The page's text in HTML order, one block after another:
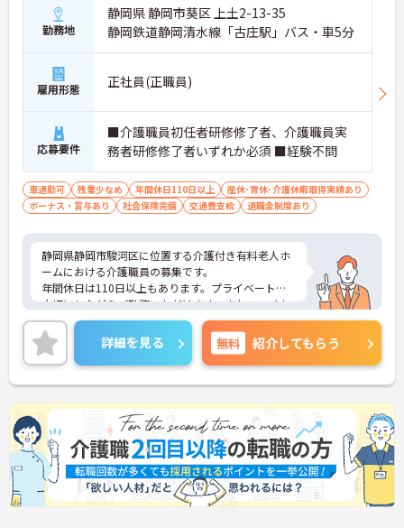
勤務地
静岡県 静岡市葵区 上土2-13-35
静岡鉄道静岡清水線「古庄駅」バス・車5分
雇用形態 正社員(正職員)
応募要件
■介護職員初任者研修修了者、介護職員実
務者研修修了者いずれか必須 ■経験不問
車通勤可 残業少なめ 年間休日110日以上
産休･育休･介護休暇取得実績あり
ボーナス・賞与あり
社会保険完備 交通費支給 退職金制度あり
静岡県静岡市駿河区に位置する介護付き有料老人ホ
ームにおける介護職員の募集です。
年間休日は110日以上もあります。プライベートを
大切にしながらご勤務いただけます。また、マイカ
ー通勤が可能です。通勤が苦になりません。
ご興味のある方には、面接対策ポイントなど、さら
に詳細をご案内しますのでお気軽にご相談くださ
い！
詳細を見る 無料 紹介してもらう